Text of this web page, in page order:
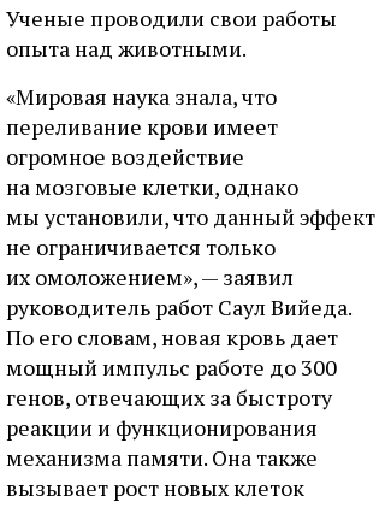
Ученые проводили свои работы
опыта над животными.
«Мировая наука знала, что
переливание крови имеет
огромное воздействие
на мозговые клетки, однако
мы установили, что данный эффект
не ограничивается только
их омоложением», — заявил
руководитель работ Саул Вийеда.
По его словам, новая кровь дает
мощный импульс работе до 300
генов, отвечающих за быстроту
реакции и функционирования
механизма памяти. Она также
вызывает рост новых клеток